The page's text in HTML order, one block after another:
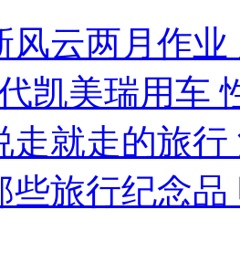
风云两月作
凯美瑞用车
走就走的旅
些旅行纪念